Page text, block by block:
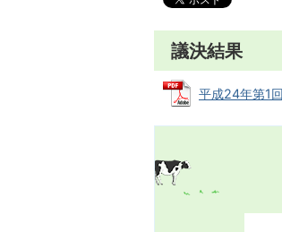
議決結果
平成24年第1